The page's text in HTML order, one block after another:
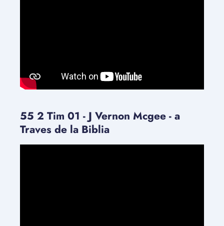
55 2 Tim 01 - J Vernon Mcgee - a
Traves de la Biblia